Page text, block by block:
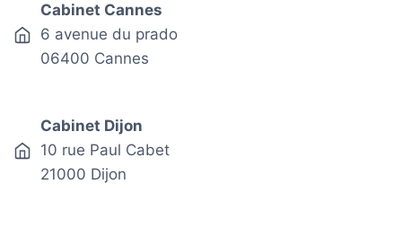
Cabinet Cannes
6 avenue du prado
06400 Cannes
Cabinet Dijon
10 rue Paul Cabet
21000 Dijon